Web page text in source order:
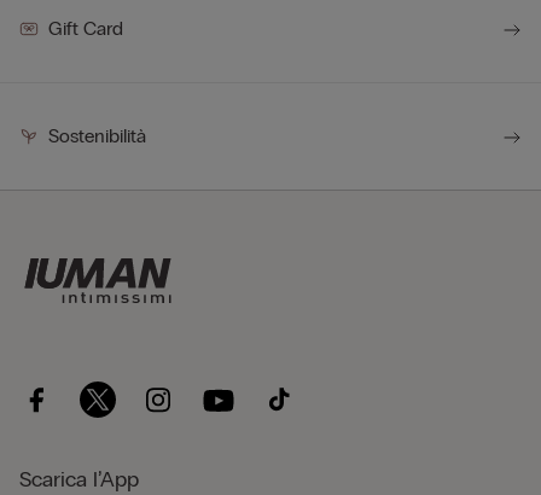
Gift Card
Sostenibilità
Scarica l’App